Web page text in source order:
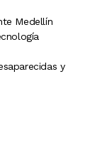
Medellín
y